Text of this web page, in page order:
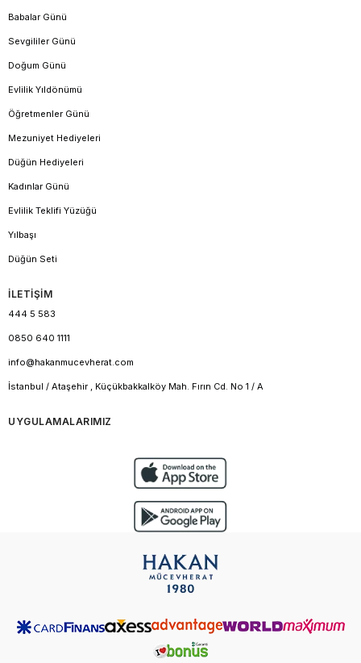
Babalar Günü
Sevgililer Günü
Doğum Günü
Evlilik Yıldönümü
Öğretmenler Günü
Mezuniyet Hediyeleri
Düğün Hediyeleri
Kadınlar Günü
Evlilik Teklifi Yüzüğü
Yılbaşı
Düğün Seti
İLETİŞİM
444 5 583
0850 640 1111
info@hakanmucevherat.com
İstanbul / Ataşehir , Küçükbakkalköy Mah. Fırın Cd. No 1 / A
UYGULAMALARIMIZ